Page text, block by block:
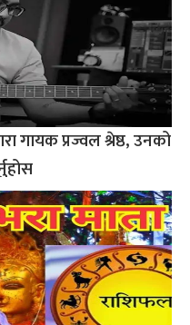
गायक प्रज्वल श्रेष्ठ, उनको